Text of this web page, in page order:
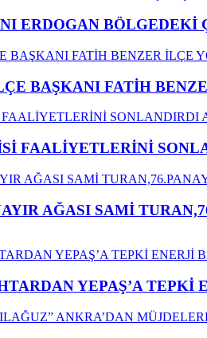
ERDOGAN
BAŞKANI FATİH
FAALİYETLERİNİ
AĞASI SAMİ
YEPAŞ’A